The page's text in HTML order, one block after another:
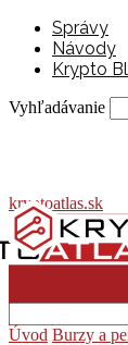
Správy
Návody
Krypto
Vyhľadávanie
kryptoatlas.sk
Úvod Burzy a